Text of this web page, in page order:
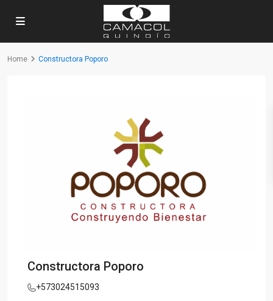
Home Constructora Poporo
Constructora Poporo
+573024515093